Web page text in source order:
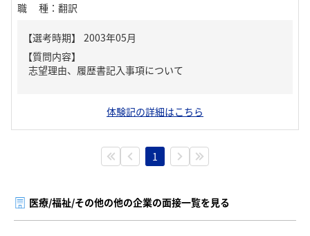
職種 ： 翻訳
【質問内容】
志望理由、履歴書記入事項について
体験記の詳細はこちら
1
医療/福祉/その他の他の企業の面接一覧を見る